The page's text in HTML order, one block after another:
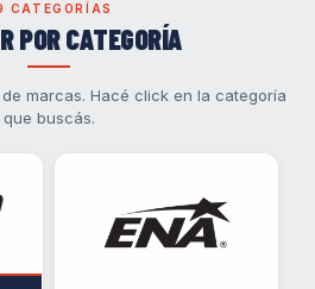
CATEGORÍAS
POR CATEGORÍA
marcas. Hacé click en la categoría
que buscás.